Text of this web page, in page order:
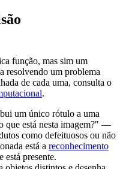
função, mas sim um
resolvendo um problema
de cada uma, consulta o
.
um único rótulo a uma
que está nesta imagem?" —
como defeituosos ou não
está a reconhecimento
está presente.